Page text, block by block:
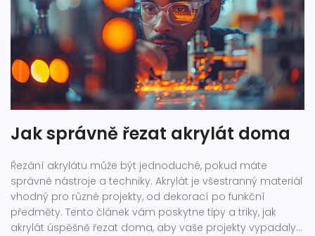
Jak správně řezat akrylát doma
Řezání akrylátu může být jednoduché, pokud máte
správné nástroje a techniky. Akrylát je všestranný materiál
vhodný pro různé projekty, od dekorací po funkční
předměty. Tento článek vám poskytne tipy a triky, jak
akrylát úspěšně řezat doma, aby vaše projekty vypadaly